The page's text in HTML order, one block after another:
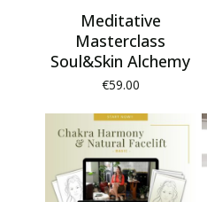
Meditative
Masterclass
Soul&Skin Alchemy
€59.00